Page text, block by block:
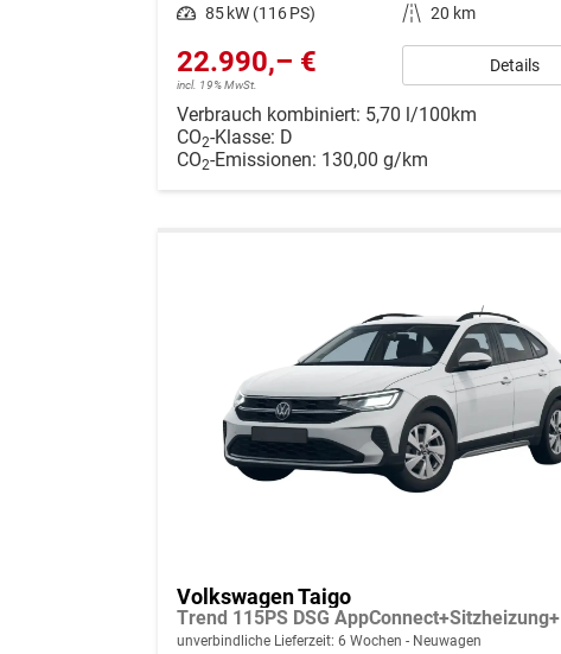
Leistung 85 kW (116 PS) Kilometerstand 20 km
22.990,– €
incl. 19% MwSt.
Details
Verbrauch kombiniert: 5,70 l/100km
CO2-Klasse: D
CO2-Emissionen: 130,00 g/km
Volkswagen Taigo
unverbindliche Lieferzeit: 6 Wochen Neuwagen